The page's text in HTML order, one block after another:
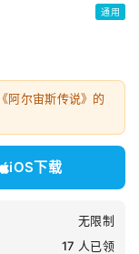
通用
阿尔宙斯传说》的
iOS下载
无限制
17 人已领